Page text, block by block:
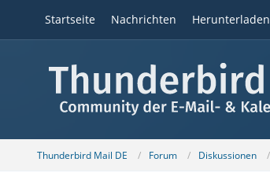
Startseite Nachrichten Herunterladen
Thunderbird Mail DE Forum Diskussionen